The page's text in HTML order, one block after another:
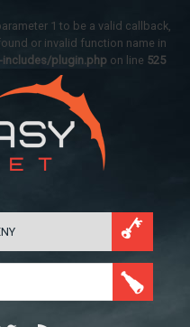
1 to be a valid callback,
or invalid function name in
plugin.php on line 525